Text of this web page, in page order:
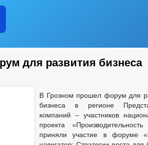
СУБЪЕКТОВ
КОЛИЧЕСТВО
ТОВАРОВ, РАБОТ И УСЛУГ
ПЕРЕЧЕНЬ ОБЯЗАТЕЛЬНЫХ
КАДРОВЫЙ
СВЕДЕНИЯ О ВАКАНТНЫХ ДОЛЖНОСТЯХ
МУНИЦИПАЛЬНУЮ СЛУЖБУ
СТРУКТУРА, ПОЛНОМОЧИЯ, ЗАДАЧИ
ИМУЩЕСТВА
ТЕКСТЫ
МУНИЦИПАЛЬНЫЙ ДЕПУТАТ
ЗАДАЧИ И ФУНКЦИИ
_
ПРАВОВЫЕ И ИНЫЕ АКТЫ
для развития бизнеса
В Грозном прошел форум для
бизнеса в регионе
компаний – участников
проекта
приняли участие в форуме